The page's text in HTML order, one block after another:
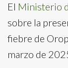
El Ministerio
sobre la
fiebre de
marzo de